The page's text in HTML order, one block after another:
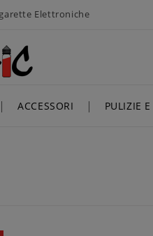
Elettroniche
ACCESSORI PULIZIE